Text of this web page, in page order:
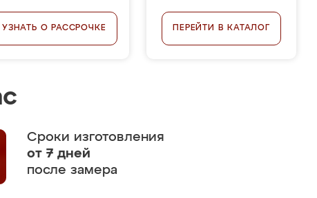
УЗНАТЬ О РАССРОЧКЕ ПЕРЕЙТИ В КАТАЛОГ
Сроки изготовления
от 7 дней
после замера